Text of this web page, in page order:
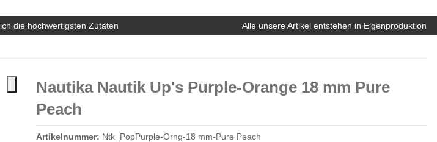
die hochwertigsten Zutaten Alle unsere Artikel entstehen in Eigenproduktion
Nautika Nautik Up's Purple-Orange 18 mm Pure
Peach
Artikelnummer: Ntk_PopPurple-Orng-18 mm-Pure Peach